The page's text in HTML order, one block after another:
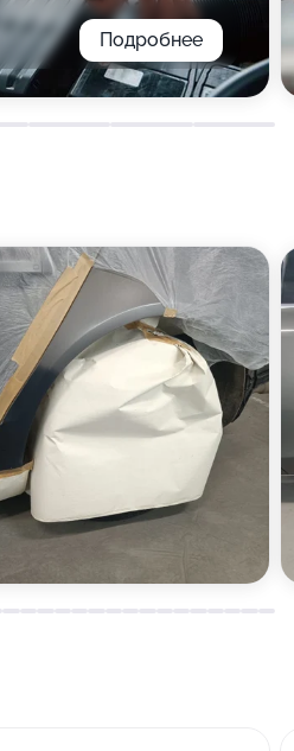
Подробнее